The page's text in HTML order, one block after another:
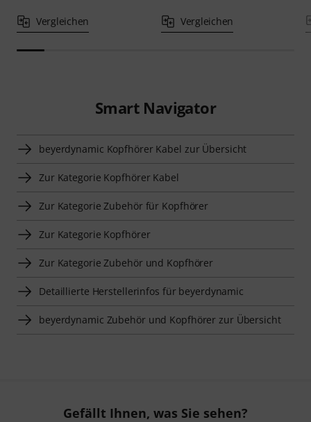
Vergleichen Vergleichen
Smart Navigator
beyerdynamic Kopfhörer Kabel zur Übersicht
Zur Kategorie Kopfhörer Kabel
Zur Kategorie Zubehör für Kopfhörer
Zur Kategorie Kopfhörer
Zur Kategorie Zubehör und Kopfhörer
Detaillierte Herstellerinfos für beyerdynamic
beyerdynamic Zubehör und Kopfhörer zur Übersicht
Gefällt Ihnen, was Sie sehen?